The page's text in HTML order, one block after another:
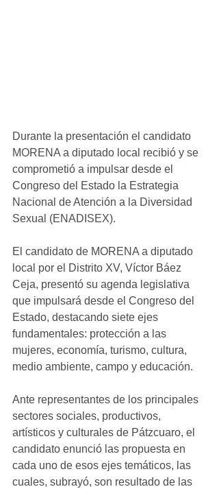
Durante la presentación el candidato
MORENA a diputado local recibió y se
comprometió a impulsar desde el
Congreso del Estado la Estrategia
Nacional de Atención a la Diversidad
Sexual (ENADISEX).
El candidato de MORENA a diputado
local por el Distrito XV, Víctor Báez
Ceja, presentó su agenda legislativa
que impulsará desde el Congreso del
Estado, destacando siete ejes
fundamentales: protección a las
mujeres, economía, turismo, cultura,
medio ambiente, campo y educación.
Ante representantes de los principales
sectores sociales, productivos,
artísticos y culturales de Pátzcuaro, el
candidato enunció las propuesta en
cada uno de esos ejes temáticos, las
cuales, subrayó, son resultado de las